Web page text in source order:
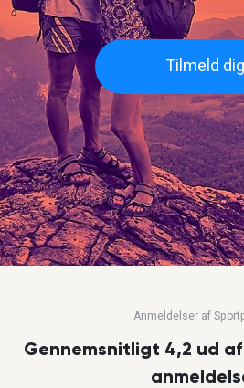
Tilmeld dig
Anmeldelser af
Gennemsnitligt 4,2 ud